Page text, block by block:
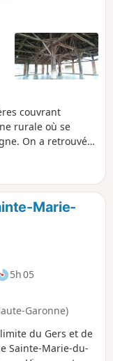
couvrant
rurale où se
On a retrouvé
Seigneur
aux Chevaliers de
commanderie
ramassé autour de
Marie-
5h 05
Garonne)
du Gers et de
Sainte-Marie-du-